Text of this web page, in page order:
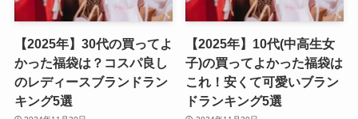
【2025年】30代の買ってよ
かった福袋は？コスパ良し
のレディースブランドラン
キング5選
【2025年】10代(中高生女
子)の買ってよかった福袋は
これ！安くて可愛いブラン
ドランキング5選